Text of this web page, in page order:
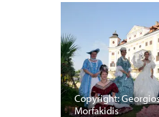
Copyright:
Morfakidis